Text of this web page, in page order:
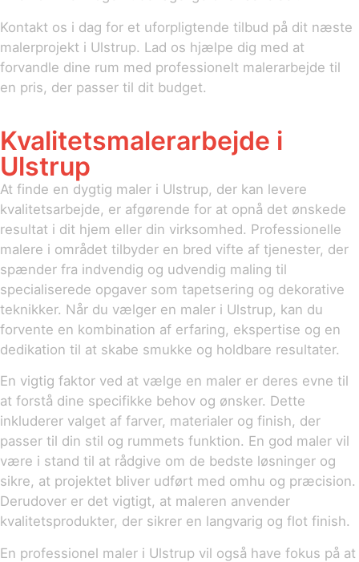
Kontakt os i dag for et uforpligtende tilbud på dit næste
malerprojekt i Ulstrup. Lad os hjælpe dig med at
forvandle dine rum med professionelt malerarbejde til
en pris, der passer til dit budget.
Kvalitetsmalerarbejde i
Ulstrup
At finde en dygtig maler i Ulstrup, der kan levere
kvalitetsarbejde, er afgørende for at opnå det ønskede
resultat i dit hjem eller din virksomhed. Professionelle
malere i området tilbyder en bred vifte af tjenester, der
spænder fra indvendig og udvendig maling til
specialiserede opgaver som tapetsering og dekorative
teknikker. Når du vælger en maler i Ulstrup, kan du
forvente en kombination af erfaring, ekspertise og en
dedikation til at skabe smukke og holdbare resultater.
En vigtig faktor ved at vælge en maler er deres evne til
at forstå dine specifikke behov og ønsker. Dette
inkluderer valget af farver, materialer og finish, der
passer til din stil og rummets funktion. En god maler vil
være i stand til at rådgive om de bedste løsninger og
sikre, at projektet bliver udført med omhu og præcision.
Derudover er det vigtigt, at maleren anvender
kvalitetsprodukter, der sikrer en langvarig og flot finish.
En professionel maler i Ulstrup vil også have fokus på at